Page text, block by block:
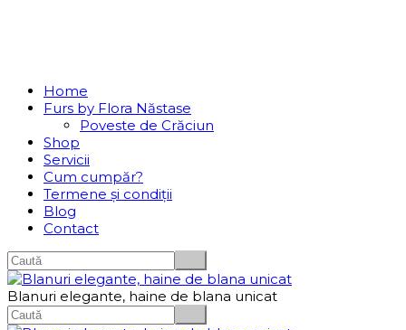
Home
Furs by Flora Năstase
Poveste de Crăciun
Shop
Servicii
Cum cumpăr?
Termene și condiții
Blog
Contact
Blanuri elegante, haine de blana unicat